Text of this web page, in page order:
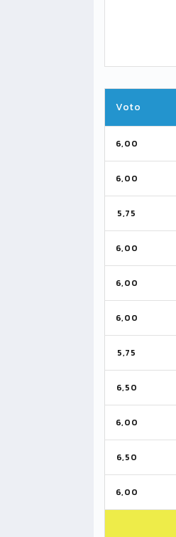
Voto
6,00
6,00
5,75
6,00
6,00
6,00
5,75
6,50
6,00
6,50
6,00